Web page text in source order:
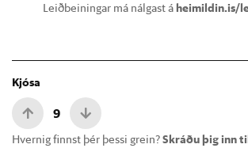
Leiðbeiningar má nálgast áheimildin.is/
Kjósa
9
Hvernig finnst þér þessi grein?Skráðu þig inn